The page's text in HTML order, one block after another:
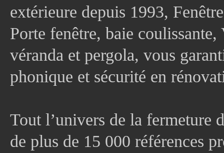
extérieure depuis 1993,
Porte fenêtre, baie
véranda et pergola, vous
phonique et sécurité en
Tout l’univers de la fermeture
de plus de 15 000 références